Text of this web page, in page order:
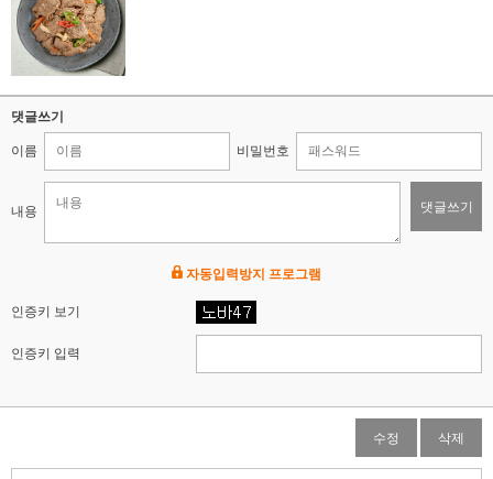
댓글쓰기
이름 비밀번호
내용 댓글쓰기
자동입력방지 프로그램
인증키 보기
인증키 입력
수정 삭제